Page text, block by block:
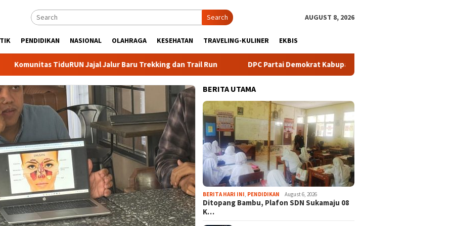
Search AUGUST 8, 2026
PENDIDIKAN NASIONAL OLAHRAGA KESEHATAN TRAVELING-KULINER EKBIS
TiduRUN Jajal Jalur Baru Trekking dan Trail Run DPC Partai Demokrat Kabupaten Bogor Gelar Lomba Pidato “AHY
BERITA UTAMA
BERITA HARI INI PENDIDIKAN August 6, 2026
Ditopang Bambu, Plafon SDN Sukamaju 08
K…